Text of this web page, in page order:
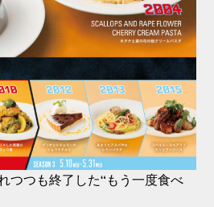
つつも終了した“もう一度食べ